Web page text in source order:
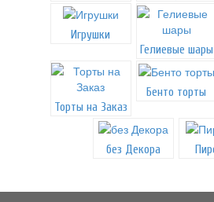
Игрушки
Гелиевые шары
Торты на Заказ
Бенто торты
без Декора